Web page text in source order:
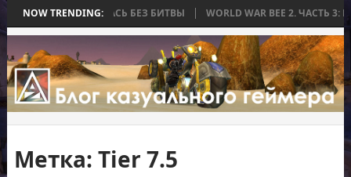
NOW TRENDING:
КОТОРАЯ ЗАКОНЧИЛАСЬ БЕЗ БИТВЫ WORLD WAR BEE 2. ЧАСТЬ
Метка:Tier 7.5